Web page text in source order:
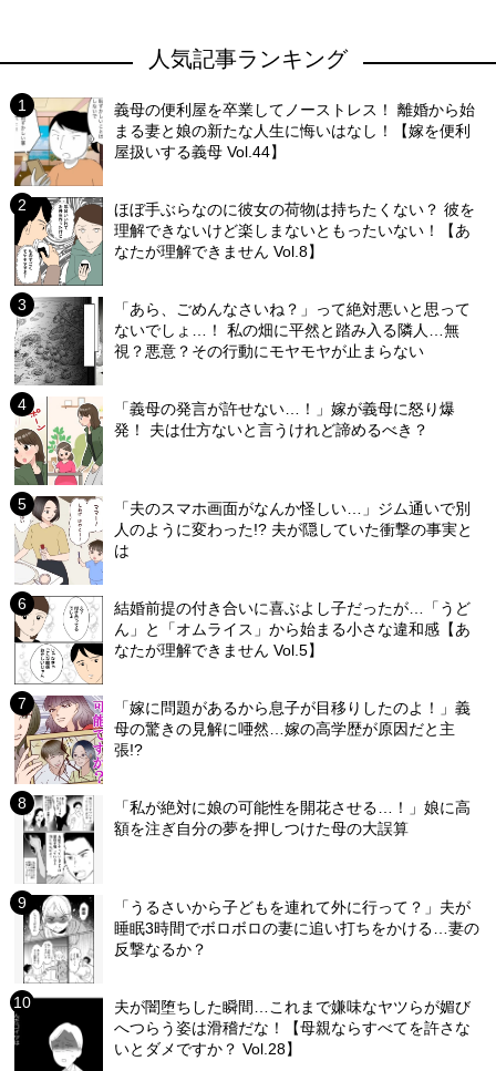
人気記事ランキング
義母の便利屋を卒業してノーストレス！ 離婚から始
まる妻と娘の新たな人生に悔いはなし！【嫁を便利
屋扱いする義母 Vol.44】
ほぼ手ぶらなのに彼女の荷物は持ちたくない？ 彼を
理解できないけど楽しまないともったいない！【あ
なたが理解できません Vol.8】
「あら、ごめんなさいね？」って絶対悪いと思って
ないでしょ…！ 私の畑に平然と踏み入る隣人…無
視？悪意？その行動にモヤモヤが止まらない
「義母の発言が許せない…！」嫁が義母に怒り爆
発！ 夫は仕方ないと言うけれど諦めるべき？
「夫のスマホ画面がなんか怪しい…」ジム通いで別
人のように変わった!? 夫が隠していた衝撃の事実と
は
結婚前提の付き合いに喜ぶよし子だったが…「うど
ん」と「オムライス」から始まる小さな違和感【あ
なたが理解できません Vol.5】
「嫁に問題があるから息子が目移りしたのよ！」義
母の驚きの見解に唖然…嫁の高学歴が原因だと主
張!?
「私が絶対に娘の可能性を開花させる…！」娘に高
額を注ぎ自分の夢を押しつけた母の大誤算
「うるさいから子どもを連れて外に行って？」夫が
睡眠3時間でボロボロの妻に追い打ちをかける…妻の
反撃なるか？
夫が闇堕ちした瞬間…これまで嫌味なヤツらが媚び
へつらう姿は滑稽だな！【母親ならすべてを許さな
いとダメですか？ Vol.28】